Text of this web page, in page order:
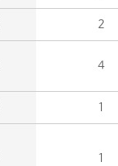
2
4
1
1